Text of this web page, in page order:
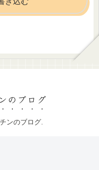
のブログ
ンのブログ.